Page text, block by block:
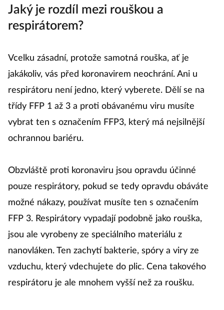
Jaký je rozdíl mezi rouškou a
respirátorem?
Vcelku zásadní, protože samotná rouška, ať je
jakákoliv, vás před koronavirem neochrání. Ani u
respirátoru není jedno, který vyberete. Dělí se na
třídy FFP 1 až 3 a proti obávanému viru musíte
vybrat ten s označením FFP3, který má nejsilnější
ochrannou bariéru.
Obzvláště proti koronaviru jsou opravdu účinné
pouze respirátory, pokud se tedy opravdu obáváte
možné nákazy, používat musíte ten s označením
FFP 3. Respirátory vypadají podobně jako rouška,
jsou ale vyrobeny ze speciálního materiálu z
nanovláken. Ten zachytí bakterie, spóry a viry ze
vzduchu, který vdechujete do plic. Cena takového
respirátoru je ale mnohem vyšší než za roušku.